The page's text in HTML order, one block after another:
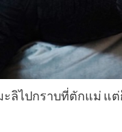
ลิไปกราบที่ตักแม่